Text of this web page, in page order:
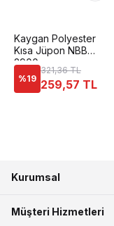
Kaygan Polyester
Kısa Jüpon NBB
2900
%19
321,36 TL
259,57 TL
Kurumsal
Müşteri Hizmetleri